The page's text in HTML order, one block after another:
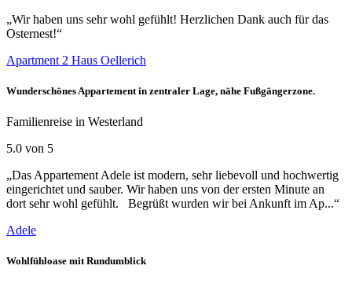
„Wir haben uns sehr wohl gefühlt! Herzlichen Dank auch für das
Osternest!“
Apartment 2 Haus Oellerich
Wunderschönes Appartement in zentraler Lage, nähe Fußgängerzone.
Familienreise in Westerland
5.0 von 5
„Das Appartement Adele ist modern, sehr liebevoll und hochwertig
eingerichtet und sauber. Wir haben uns von der ersten Minute an
dort sehr wohl gefühlt. Begrüßt wurden wir bei Ankunft im Ap...“
Adele
Wohlfühloase mit Rundumblick